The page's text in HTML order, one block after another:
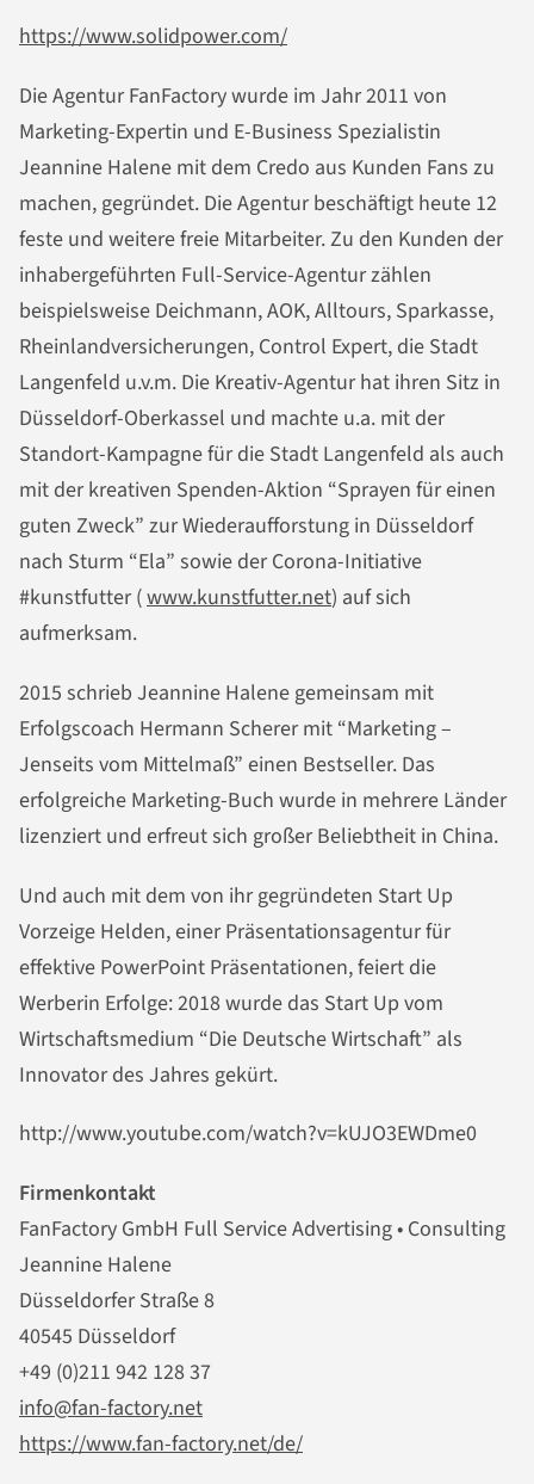
https://www.solidpower.com/
Die Agentur FanFactory wurde im Jahr 2011 von
Marketing-Expertin und E-Business Spezialistin
Jeannine Halene mit dem Credo aus Kunden Fans zu
machen, gegründet. Die Agentur beschäftigt heute 12
feste und weitere freie Mitarbeiter. Zu den Kunden der
inhabergeführten Full-Service-Agentur zählen
beispielsweise Deichmann, AOK, Alltours, Sparkasse,
Rheinlandversicherungen, Control Expert, die Stadt
Langenfeld u.v.m. Die Kreativ-Agentur hat ihren Sitz in
Düsseldorf-Oberkassel und machte u.a. mit der
Standort-Kampagne für die Stadt Langenfeld als auch
mit der kreativen Spenden-Aktion “Sprayen für einen
guten Zweck” zur Wiederaufforstung in Düsseldorf
nach Sturm “Ela” sowie der Corona-Initiative
#kunstfutter (www.kunstfutter.net) auf sich
aufmerksam.
2015 schrieb Jeannine Halene gemeinsam mit
Erfolgscoach Hermann Scherer mit “Marketing –
Jenseits vom Mittelmaß” einen Bestseller. Das
erfolgreiche Marketing-Buch wurde in mehrere Länder
lizenziert und erfreut sich großer Beliebtheit in China.
Und auch mit dem von ihr gegründeten Start Up
Vorzeige Helden, einer Präsentationsagentur für
effektive PowerPoint Präsentationen, feiert die
Werberin Erfolge: 2018 wurde das Start Up vom
Wirtschaftsmedium “Die Deutsche Wirtschaft” als
Innovator des Jahres gekürt.
http://www.youtube.com/watch?v=kUJO3EWDme0
Firmenkontakt
FanFactory GmbH Full Service Advertising • Consulting
Jeannine Halene
Düsseldorfer Straße 8
40545 Düsseldorf
+49 (0)211 942 128 37
info@fan-factory.net
https://www.fan-factory.net/de/